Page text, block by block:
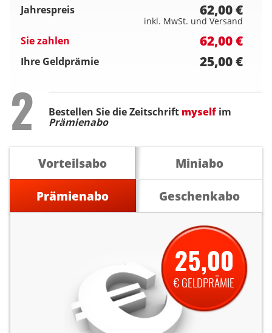
Jahrespreis 62,00 €
inkl. MwSt. und Versand
Sie zahlen 62,00 €
Ihre Geldprämie 25,00 €
Step
2 Bestellen Sie die Zeitschrift myself im
Prämienabo
Vorteilsabo
Miniabo
Prämienabo
Geschenkabo
25,00
€ GELDPRÄMIE